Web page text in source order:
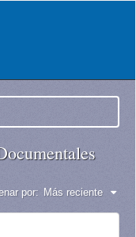
por: Más reciente